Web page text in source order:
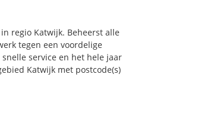
regio Katwijk. Beheerst alle
tegen een voordelige
service en het hele jaar
Katwijk met postcode(s)